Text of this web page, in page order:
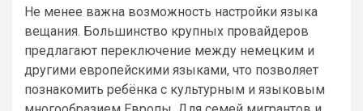
Не менее важна возможность настройки языка
вещания. Большинство крупных провайдеров
предлагают переключение между немецким и
другими европейскими языками, что позволяет
познакомить ребёнка с культурным и языковым